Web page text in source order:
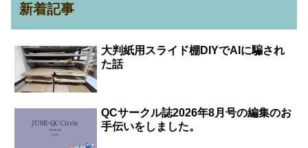
新着記事
大判紙用スライド棚DIYでAIに騙され
た話
QCサークル誌2026年8月号の編集のお
手伝いをしました。